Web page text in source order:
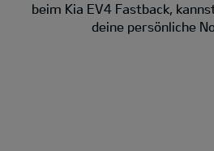
beim Kia EV4 Fastback,
deine persönliche